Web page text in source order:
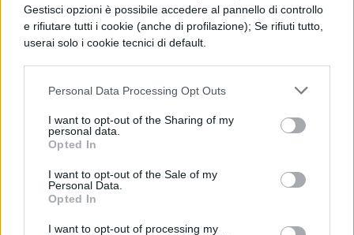
Gestisci opzioni è possibile accedere al pannello di controllo
e rifiutare tutti i cookie (anche di profilazione); Se rifiuti tutto,
userai solo i cookie tecnici di default.
Personal Data Processing Opt Outs
I want to opt-out of the Sharing of my
personal data.
Opted In
I want to opt-out of the Sale of my
Personal Data.
Opted In
I want to opt-out of processing my
Seneca: opere e versioni